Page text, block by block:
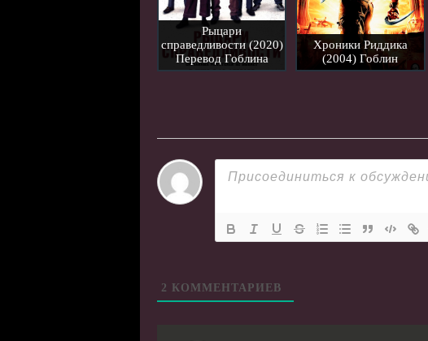
Рыцари
справедливости (2020)
Перевод Гоблина
Хроники Риддика
(2004) Гоблин
2 КОММЕНТАРИЕВ